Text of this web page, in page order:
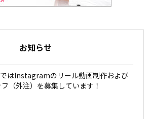
お知らせ
はInstagramのリール動画制作および
（外注）を募集しています！